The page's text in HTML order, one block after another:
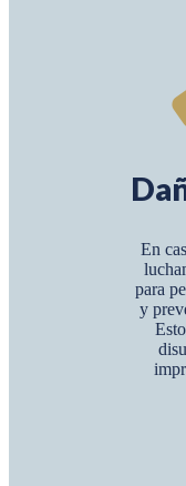
En
para
y